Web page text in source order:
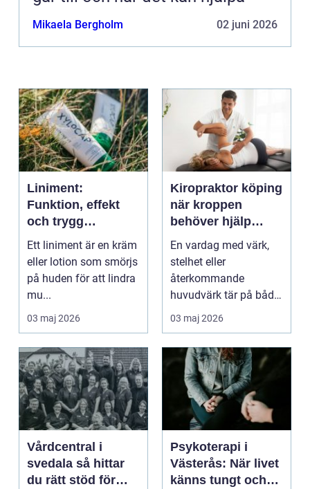
Mikaela Bergholm 02 juni 2026
Liniment:
Funktion, effekt
och trygg
användning
Ett liniment är en kräm
eller lotion som smörjs
på huden för att lindra
mu...
03 maj 2026
Kiropraktor köping
när kroppen
behöver hjälp
tillbaka
En vardag med värk,
stelhet eller
återkommande
huvudvärk tär på både
ork och humör. Många
går länge ...
03 maj 2026
Vårdcentral i
svedala så hittar
du rätt stöd för
Psykoterapi i
Västerås: När livet
känns tungt och